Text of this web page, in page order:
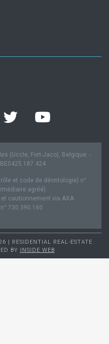
(Uccle, Fort-Jaco), Belgique. -
et code de déontologie) n°
agréé).
cautionnement via AXA
730.390.160
| RESIDENTIAL REAL-ESTATE
BY
INSIDE WEB